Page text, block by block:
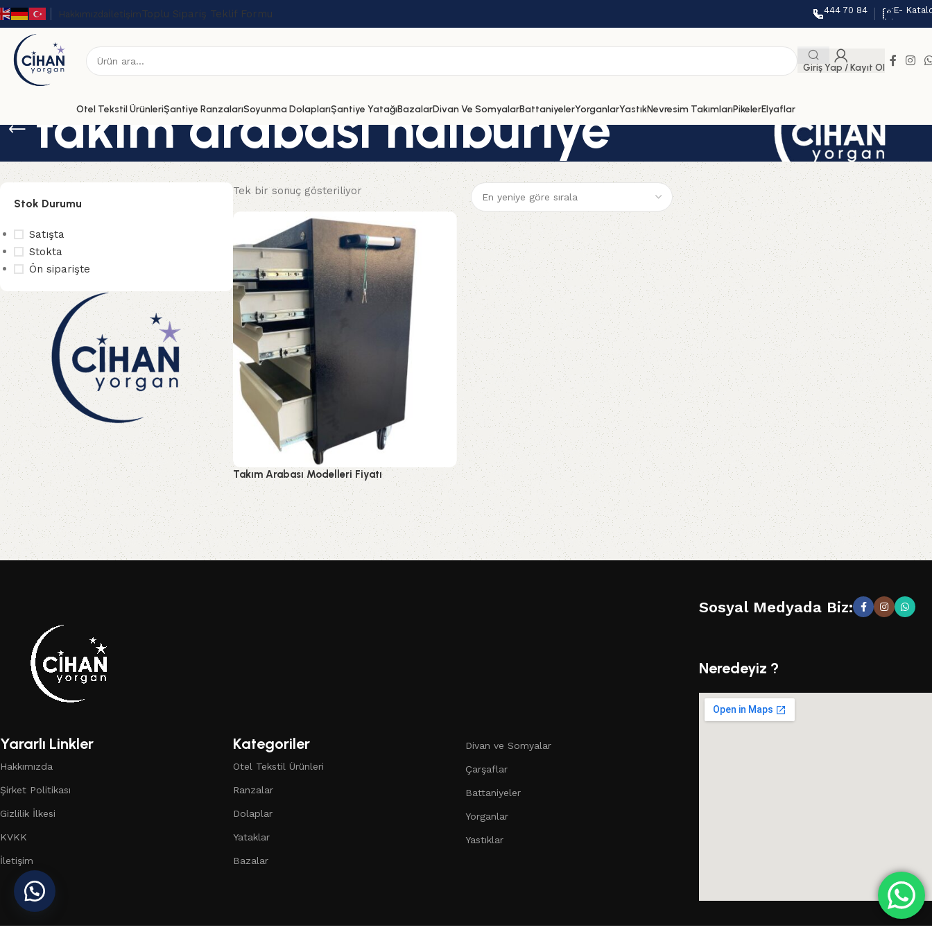
Hakkımızda İletişimToplu Sipariş Teklif Formu 444 70 84 E-
Giriş Yap / Kayıt Ol
Otel Tekstil ÜrünleriŞantiye RanzalarıSoyunma DolaplarıŞantiye YatağıBazalarDivan Ve SomyalarBattaniyelerYorganlarYastıkNevresim TakımlarıPikelerElyaflar
takım arabası nalburiye
Stok Durumu
Satışta
Stokta
Ön siparişte
Toplu siparişleriniz için
Aşağıdaki buton üzerinden teklif
alabilirsiniz.
Teklif Formu
Tek bir sonuç gösteriliyor
Takım Arabası Modelleri Fiyatı
Diğer
Hızlı Görünüm
WhatsApp Sipariş
Read More
Yararlı Linkler
Hakkımızda
Şirket Politikası
Gizlilik İlkesi
KVKK
İletişim
Kategoriler
Otel Tekstil Ürünleri
Ranzalar
Dolaplar
Yataklar
Bazalar
Divan ve Somyalar
Çarşaflar
Battaniyeler
Yorganlar
Yastıklar
Sosyal Medyada Biz:
Neredeyiz ?